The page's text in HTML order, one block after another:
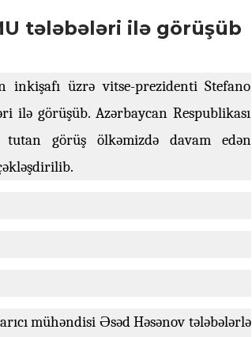
tələbələri ilə görüşüb
inkişafı üzrə vitse-prezidenti Stefano
görüşüb. Azərbaycan Respublikası
tutan görüş ölkəmizdə davam edən
mühəndisi Əsəd Həsənov tələbələrlə